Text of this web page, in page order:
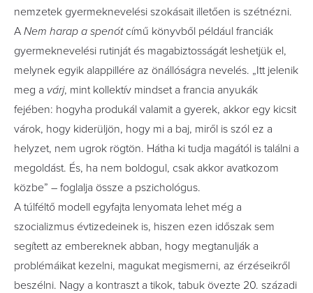
nemzetek gyermeknevelési szokásait illetően is szétnézni.
A Nem harap a spenótcímű könyvből például franciák
gyermeknevelési rutinját és magabiztosságát leshetjük el,
melynek egyik alappillére az önállóságra nevelés. „Itt jelenik
meg a várj, mint kollektív mindset a francia anyukák
fejében: hogyha produkál valamit a gyerek, akkor egy kicsit
várok, hogy kiderüljön, hogy mi a baj, miről is szól ez a
helyzet, nem ugrok rögtön. Hátha ki tudja magától is találni a
megoldást. És, ha nem boldogul, csak akkor avatkozom
közbe” – foglalja össze a pszichológus.
A túlféltő modell egyfajta lenyomata lehet még a
szocializmus évtizedeinek is, hiszen ezen időszak sem
segített az embereknek abban, hogy megtanulják a
problémáikat kezelni, magukat megismerni, az érzéseikről
beszélni. Nagy a kontraszt a tikok, tabuk övezte 20. századi